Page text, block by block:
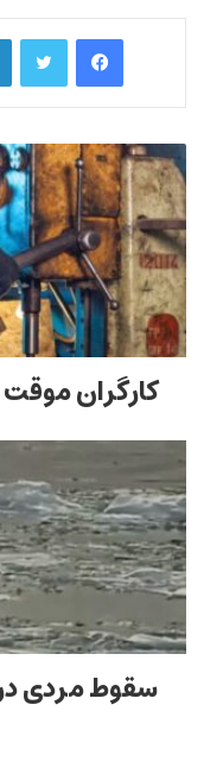
فیس بوک
کارگران موقت
سقوط مردی